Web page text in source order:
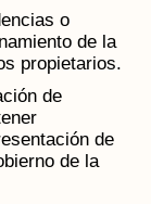
o
de la
propietarios.
de
de
de la